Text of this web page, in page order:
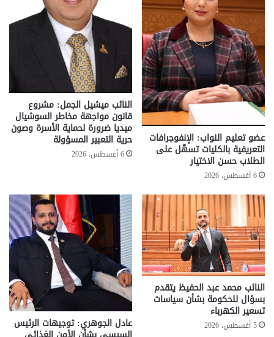
عضو تعليم النواب: الإنفوجرافات
التعريفية بالكليات تسهّل على
الطلاب حسن الاختيار
6 أغسطس، 2026
النائب ميشيل الجمل: مشروع
قانون مواجهة مخاطر السوشيال
ميديا ضرورة لحماية الأسرة وصون
حرية التعبير المسؤولة
6 أغسطس، 2026
النائب محمد عبد الحفيظ يتقدم
بسؤال للحكومة بشأن سياسات
تسعير الكهرباء
5 أغسطس، 2026 عادل الجوهري: توجيهات الرئيس